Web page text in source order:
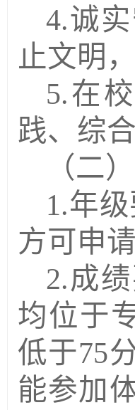
4.诚
止文明
5.在
践、综
（二
1.年
方可申
2.成
均位于
低于75
能参加